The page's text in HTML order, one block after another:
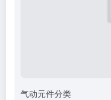
气动元件分类​